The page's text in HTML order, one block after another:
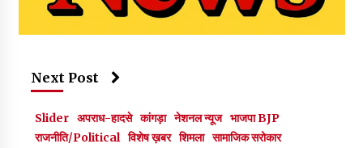
Next Post
Slider अपराध-हादसे कांगड़ा नेशनल न्यूज भाजपा BJP
राजनीति/Political विशेष ख़बर शिमला सामाजिक सरोकार